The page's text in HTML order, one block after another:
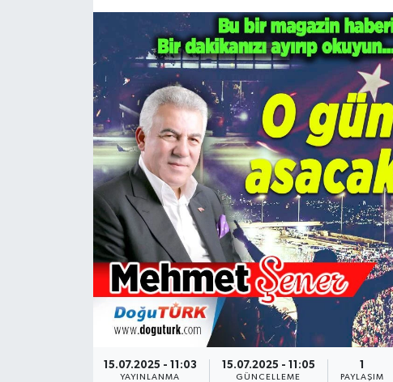
15.07.2025 - 11:03
YAYINLANMA
15.07.2025 - 11:05
GÜNCELLEME
1
PAYLAŞIM
Magazin
Politika